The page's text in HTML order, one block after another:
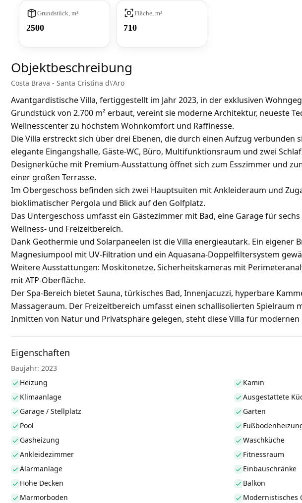
Grundstück, m²
2500
Fläche, m²
710
Objektbeschreibung
Costa Brava - Santa Cristina d\'Aro
Avantgardistische Villa, fertiggestellt im Jahr 2023, in der exklusiven
Grundstück von 2.700 m² erbaut, vereint sie moderne Architektur, neueste
Wellnesscenter zu höchstem Wohnkomfort und Raffinesse.
Die Villa erstreckt sich über drei Ebenen, die durch einen Aufzug verbunden
elegante Eingangshalle, Gäste-WC, Büro, Multifunktionsraum und zwei
Designerküche mit Premium-Ausstattung öffnet sich zum Esszimmer und
einer großen Terrasse.
Im Obergeschoss befinden sich zwei Hauptsuiten mit Ankleideraum und
bioklimatischer Pergola und Blick auf den Golfplatz.
Das Untergeschoss umfasst ein Gästezimmer mit Bad, eine Garage für
Wellness- und Freizeitbereich.
Dank Geothermie und Solarpaneelen ist die Villa energieautark. Ein eigener
Magnesiumpool mit UV-Filtration und ein Aquasana-Doppelfiltersystem
Weitere Ausstattungen: Moskitonetze, Sicherheitskameras mit
mit ATP-Oberfläche.
Der Spa-Bereich bietet Sauna, türkisches Bad, Innenjacuzzi, hyperbare
Massageraum. Der Freizeitbereich umfasst einen schallisolierten Spielraum
Inmitten von Natur und Privatsphäre gelegen, steht diese Villa für modernen
Eigenschaften
Baujahr: 2023
Heizung
Kamin
Klimaanlage
Ausgestattete
Garage / Stellplatz
Garten
Pool
Gasheizung
Waschküche
Ankleidezimmer
Fitnessraum
Alarmanlage
Einbauschränke
Hohe Decken
Balkon
Marmorboden
Modernistisches